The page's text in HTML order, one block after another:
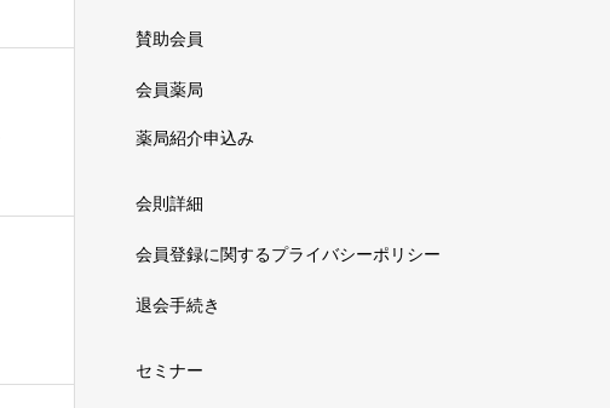
賛助会員
会員薬局
薬局紹介申込み
会則詳細
会員登録に関するプライバシーポリシー
退会手続き
セミナー